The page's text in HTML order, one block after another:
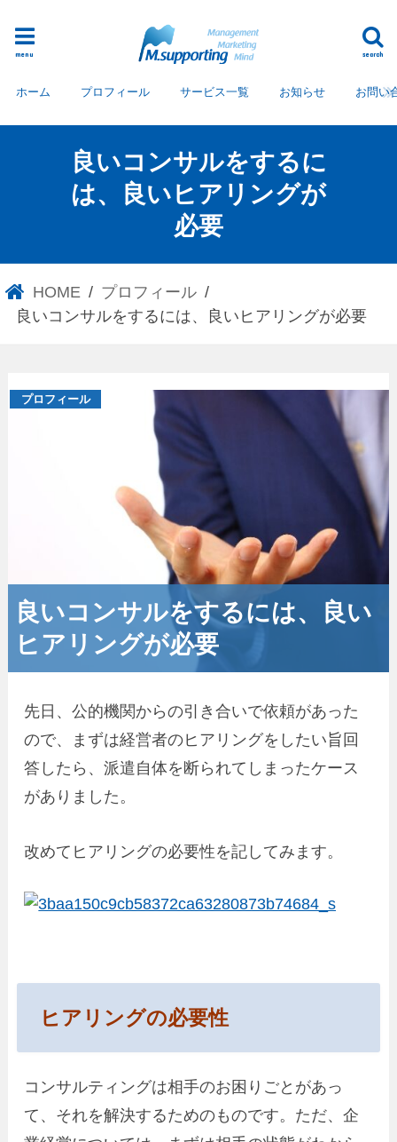
search
menu
ホーム プロフィール サービス一覧 お知らせ お問い
良いコンサルをするに
は、良いヒアリングが
必要
HOME
プロフィール
良いコンサルをするには、良いヒアリングが必要
プロフィール
良いコンサルをするには、良い
ヒアリングが必要
先日、公的機関からの引き合いで依頼があった
ので、まずは経営者のヒアリングをしたい旨回
答したら、派遣自体を断られてしまったケース
がありました。
改めてヒアリングの必要性を記してみます。
ヒアリングの必要性
コンサルティングは相手のお困りごとがあっ
て、それを解決するためのものです。ただ、企